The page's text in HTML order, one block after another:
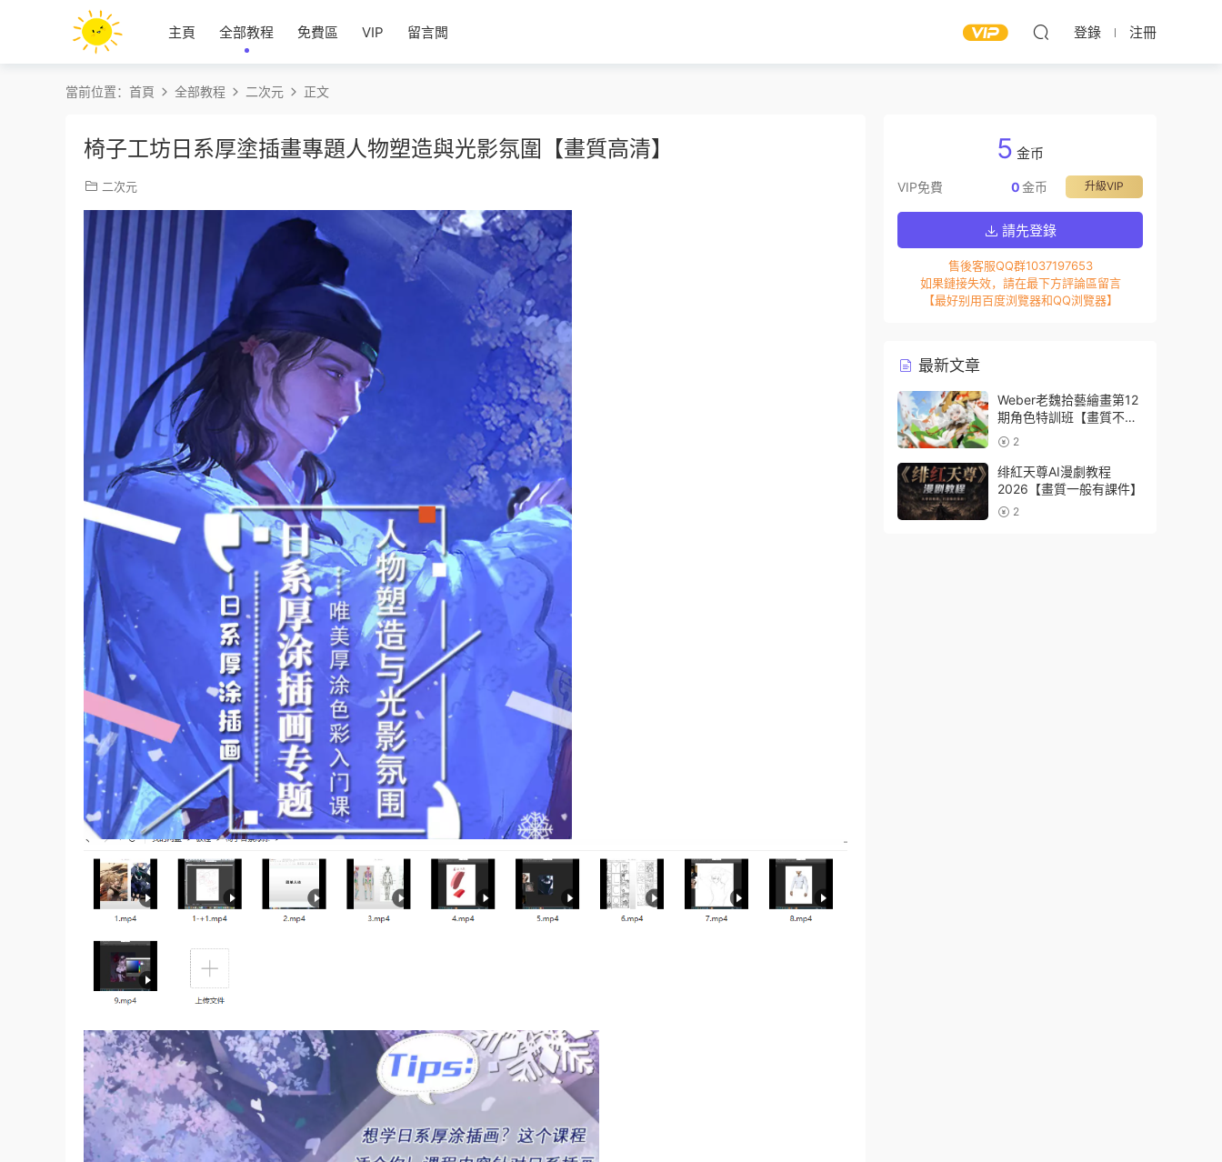
主頁 全部教程 免費區 VIP 留言闆 登錄 注冊
當前位置： 首頁 全部教程 二次元 正文
椅子工坊日系厚塗插畫專題人物塑造與光影氛圍【畫質高清】
二次元
5 金币
VIP免費 升級VIP
0金币
請先登錄
售後客服QQ群1037197653
如果鏈接失效，請在最下方評論區留言
【最好别用百度浏覽器和QQ浏覽器】
最新文章
Weber老魏拾藝繪畫第12
期角色特訓班【畫質不錯
隻有視頻】
2
绯紅天尊AI漫劇教程
2026【畫質一般有課件】
2